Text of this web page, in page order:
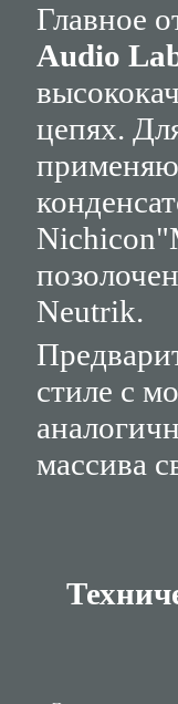
Главное
Audio
цепях.
Neutrik.
стиле с
массива